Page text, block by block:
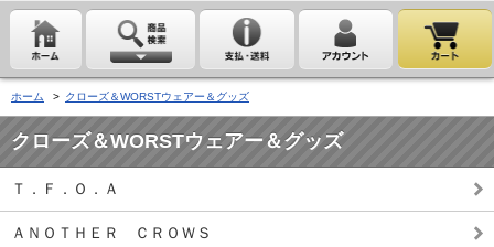
ホーム > クローズ＆WORSTウェアー＆グッズ
クローズ＆WORSTウェアー＆グッズ
Ｔ．Ｆ．Ｏ．Ａ
ＡＮＯＴＨＥＲ ＣＲＯＷＳ